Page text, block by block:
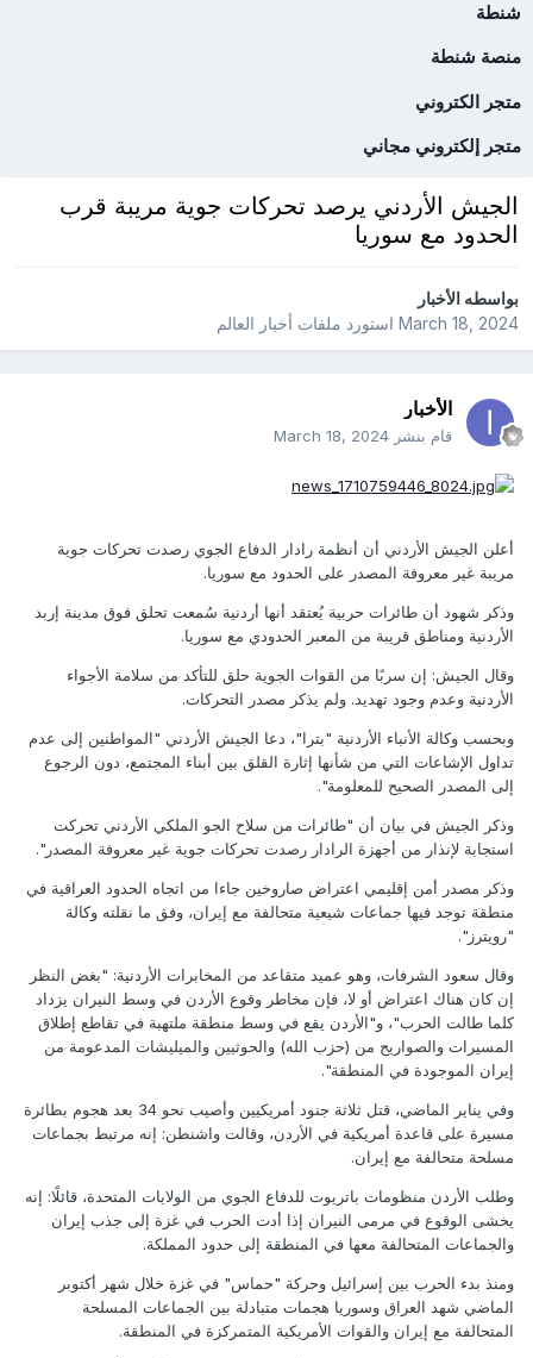
شنطة
منصة شنطة
متجر الكتروني
متجر إلكتروني مجاني
الجيش الأردني يرصد تحركات جوية مريبة قرب
الحدود مع سوريا
بواسطهالأخبار
March 18, 2024استورد ملفات أخبار العالم
الأخبار
قام بنشر March 18, 2024
أعلن الجيش الأردني أن أنظمة رادار الدفاع الجوي رصدت تحركات جوية
مريبة غير معروفة المصدر على الحدود مع سوريا.
وذكر شهود أن طائرات حربية يُعتقد أنها أردنية سُمعت تحلق فوق مدينة إربد
الأردنية ومناطق قريبة من المعبر الحدودي مع سوريا.
وقال الجيش: إن سربًا من القوات الجوية حلق للتأكد من سلامة الأجواء
الأردنية وعدم وجود تهديد. ولم يذكر مصدر التحركات.
وبحسب وكالة الأنباء الأردنية "بترا"، دعا الجيش الأردني "المواطنين إلى عدم
تداول الإشاعات التي من شأنها إثارة القلق بين أبناء المجتمع، دون الرجوع
إلى المصدر الصحيح للمعلومة".
وذكر الجيش في بيان أن "طائرات من سلاح الجو الملكي الأردني تحركت
استجابة لإنذار من أجهزة الرادار رصدت تحركات جوية غير معروفة المصدر".
وذكر مصدر أمن إقليمي اعتراض صاروخين جاءا من اتجاه الحدود العراقية في
منطقة توجد فيها جماعات شيعية متحالفة مع إيران، وفق ما نقلته وكالة
"رويترز".
وقال سعود الشرفات، وهو عميد متقاعد من المخابرات الأردنية: "بغض النظر
إن كان هناك اعتراض أو لا، فإن مخاطر وقوع الأردن في وسط النيران يزداد
كلما طالت الحرب"، و"الأردن يقع في وسط منطقة ملتهبة في تقاطع إطلاق
المسيرات والصواريح من (حزب الله) والحوثيين والميليشات المدعومة من
إيران الموجودة في المنطقة".
وفي يناير الماضي، قتل ثلاثة جنود أمريكيين وأصيب نحو 34 بعد هجوم بطائرة
مسيرة على قاعدة أمريكية في الأردن، وقالت واشنطن: إنه مرتبط بجماعات
مسلحة متحالفة مع إيران.
وطلب الأردن منظومات باتريوت للدفاع الجوي من الولايات المتحدة، قائلًا: إنه
يخشى الوقوع في مرمى النيران إذا أدت الحرب في غزة إلى جذب إيران
والجماعات المتحالفة معها في المنطقة إلى حدود المملكة.
ومنذ بدء الحرب بين إسرائيل وحركة "حماس" في غزة خلال شهر أكتوبر
الماضي شهد العراق وسوريا هجمات متبادلة بين الجماعات المسلحة
المتحالفة مع إيران والقوات الأمريكية المتمركزة في المنطقة.